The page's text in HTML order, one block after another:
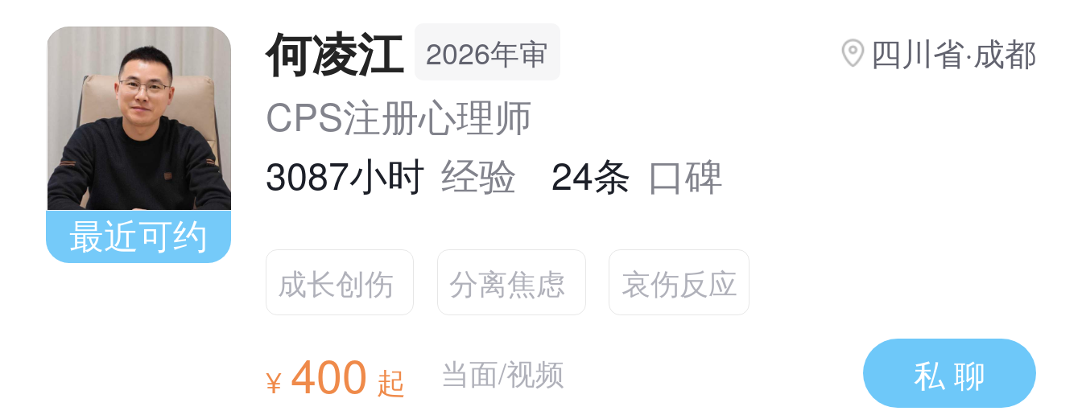
最近可约
何凌江 2026年审 四川省·成都
CPS注册心理师
3087小时 经验 24条 口碑
成长创伤 分离焦虑 哀伤反应
¥ 400 起 当面/视频 私 聊